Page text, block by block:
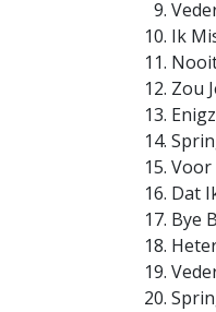
Ik
Zou
Voor
Dat
Bye